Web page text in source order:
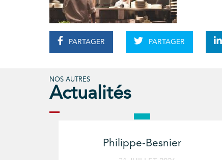
PARTAGER PARTAGER
NOS AUTRES
Actualités
Philippe-Besnier